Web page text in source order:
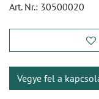
Art. Nr.: 30500020
Vegye fel a